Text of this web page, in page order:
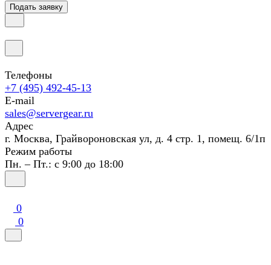
Подать заявку
Телефоны
+7 (495) 492-45-13
E-mail
sales@servergear.ru
Адрес
г. Москва, Грайвороновская ул, д. 4 стр. 1, помещ. 6/1п
Режим работы
Пн. – Пт.: с 9:00 до 18:00
0
0